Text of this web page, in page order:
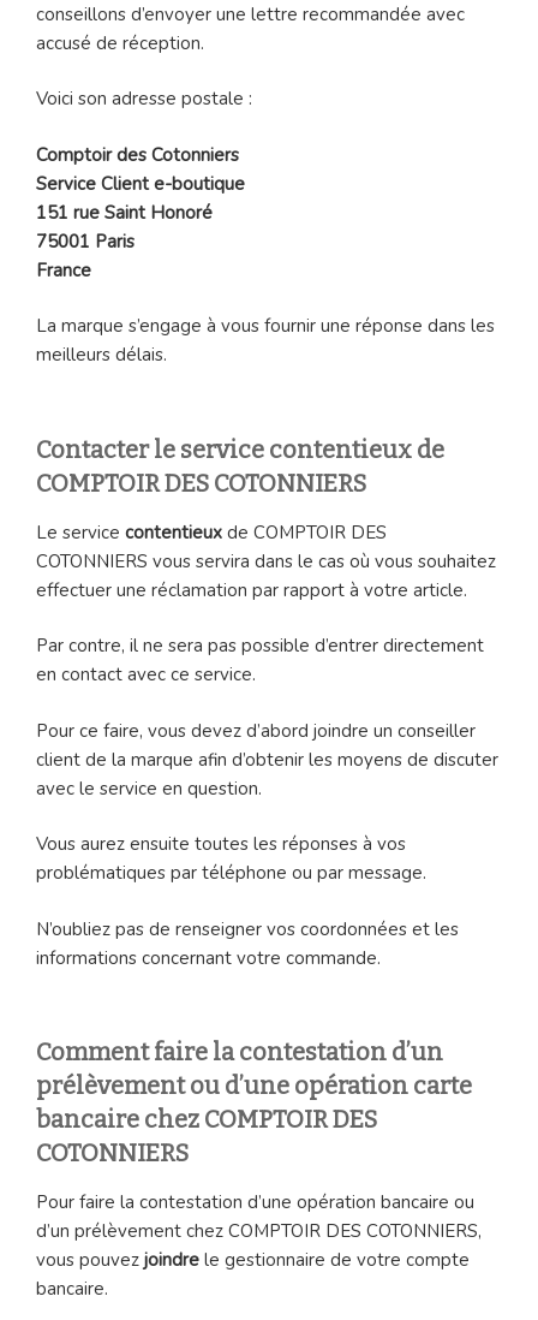
conseillons d’envoyer une lettre recommandée avec
accusé de réception.
Voici son adresse postale :
Comptoir des Cotonniers
Service Client e-boutique
151 rue Saint Honoré
75001 Paris
France
La marque s’engage à vous fournir une réponse dans les
meilleurs délais.
Contacter le service contentieux de
COMPTOIR DES COTONNIERS
Le service contentieux de COMPTOIR DES
COTONNIERS vous servira dans le cas où vous souhaitez
effectuer une réclamation par rapport à votre article.
Par contre, il ne sera pas possible d’entrer directement
en contact avec ce service.
Pour ce faire, vous devez d’abord joindre un conseiller
client de la marque afin d’obtenir les moyens de discuter
avec le service en question.
Vous aurez ensuite toutes les réponses à vos
problématiques par téléphone ou par message.
N’oubliez pas de renseigner vos coordonnées et les
informations concernant votre commande.
Comment faire la contestation d’un
prélèvement ou d’une opération carte
bancaire chez COMPTOIR DES
COTONNIERS
Pour faire la contestation d’une opération bancaire ou
d’un prélèvement chez COMPTOIR DES COTONNIERS,
vous pouvez joindre le gestionnaire de votre compte
bancaire.